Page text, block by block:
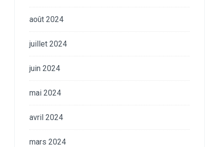
août 2024
juillet 2024
juin 2024
mai 2024
avril 2024
mars 2024